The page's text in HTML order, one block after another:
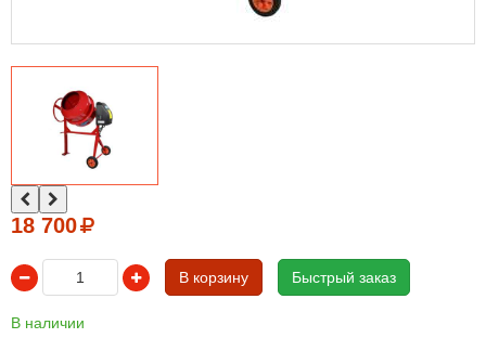
18 700
В корзину Быстрый заказ
В наличии